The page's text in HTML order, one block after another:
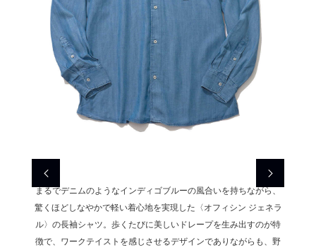
まるでデニムのようなインディゴブルーの風合いを持ちながら、
驚くほどしなやかで軽い着心地を実現した〈オフィシン ジェネラ
ル〉の長袖シャツ。歩くたびに美しいドレープを生み出すのが特
徴で、ワークテイストを感じさせるデザインでありながらも、野